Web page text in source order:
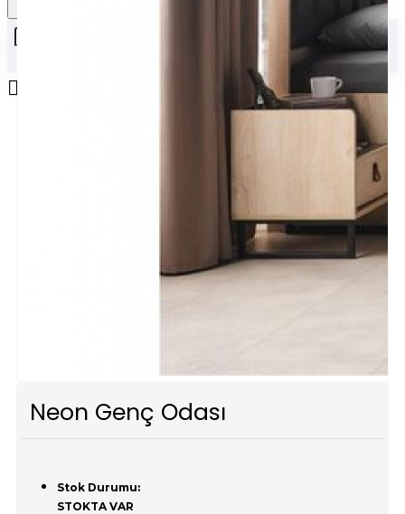
Neon Genç Odası
Stok Durumu:
STOKTA VAR